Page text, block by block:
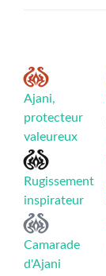
Ajani,
protecteur
valeureux
Rugissement
inspirateur
Camarade
d'Ajani